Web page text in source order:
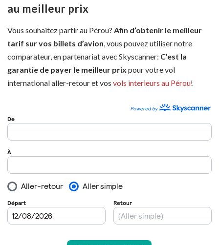
au meilleur prix
Vous souhaitez partir au Pérou? Afin d’obtenir le meilleur
tarif sur vos billets d’avion, vous pouvez utiliser notre
comparateur, en partenariat avec Skyscanner: C’est la
garantie de payer le meilleur prix pour votre vol
international aller-retour et vos vols interieurs au Pérou!